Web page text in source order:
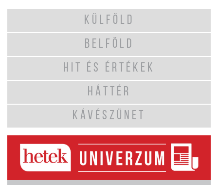
KÜLFÖLD
BELFÖLD
HIT ÉS ÉRTÉKEK
HÁTTÉR
KÁVÉSZÜNET